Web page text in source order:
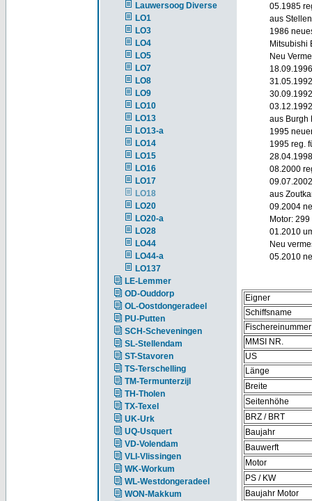
Lauwersoog Diverse
LO1
LO3
LO4
LO5
LO7
LO8
LO9
LO10
LO13
LO13-a
LO14
LO15
LO16
LO17
LO18
LO20
LO20-a
LO28
LO44
LO44-a
LO137
LE-Lemmer
OD-Ouddorp
OL-Oostdongeradeel
PU-Putten
SCH-Scheveningen
SL-Stellendam
ST-Stavoren
TS-Terschelling
TM-Termunterzijl
TH-Tholen
TX-Texel
UK-Urk
UQ-Usquert
VD-Volendam
VLI-Vlissingen
WK-Workum
WL-Westdongeradeel
WON-Makkum
05.1985
aus
1986
Mitsubishi
Neu
aus Burgh
1995
1995 reg.
08.2000
aus
09.2004
Motor:
01.2010
Neu
05.2010
Eigner
Schiffsname
Fischereinummer
MMSI NR.
US
Länge
Breite
Seitenhöhe
BRZ / BRT
Baujahr
Bauwerft
Motor
PS / KW
Baujahr Motor